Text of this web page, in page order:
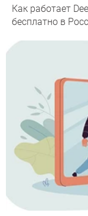
Как работает
бесплатно в